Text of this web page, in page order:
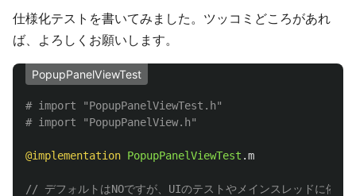
仕様化テストを書いてみました。ツッコミどころがあれ
ば、よろしくお願いします。
PopupPanelViewTest
# import "PopupPanelViewTest.h"
@implementation PopupPanelViewTest .m
// デフォルトはNOですが、UIのテストやメインスレッドに依存